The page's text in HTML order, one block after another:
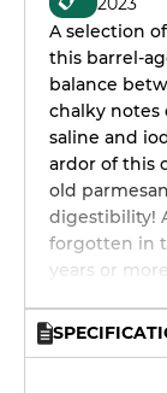
A selection
this barrel-
balance
chalky notes
saline and
ardor of this
old
digestibility!
forgotten in
years or more.